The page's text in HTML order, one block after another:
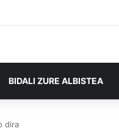
BIDALI ZURE ALBISTEA
dira